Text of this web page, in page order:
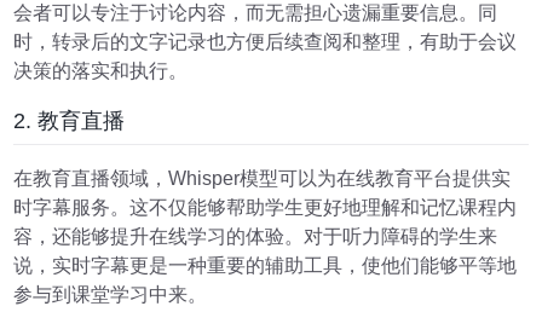
会者可以专注于讨论内容，而无需担心遗漏重要信息。同
时，转录后的文字记录也方便后续查阅和整理，有助于会议
决策的落实和执行。
2. 教育直播
在教育直播领域，Whisper模型可以为在线教育平台提供实
时字幕服务。这不仅能够帮助学生更好地理解和记忆课程内
容，还能够提升在线学习的体验。对于听力障碍的学生来
说，实时字幕更是一种重要的辅助工具，使他们能够平等地
参与到课堂学习中来。